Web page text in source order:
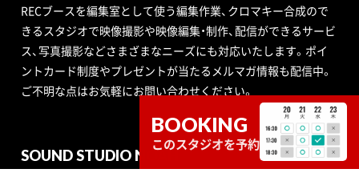
BOOKING
このスタジオを予約
RECブースを編集室として使う編集作業、クロマキー合成ので
きるスタジオで映像撮影や映像編集・制作、配信ができるサービ
ス、写真撮影などさまざまなニーズにも対応いたします。ポイ
ントカード制度やプレゼントが当たるメルマガ情報も配信中。
ご不明な点はお気軽にお問い合わせください。
SOUND STUDIO NOAH